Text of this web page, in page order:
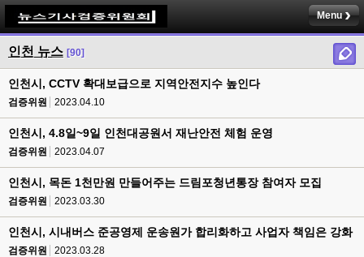
Menu
인천 뉴스 [90]
인천시, CCTV 확대보급으로 지역안전지수 높인다
검증위원 2023.04.10
인천시, 4.8일~9일 인천대공원서 재난안전 체험 운영
검증위원 2023.04.07
인천시, 목돈 1천만원 만들어주는 드림포청년통장 참여자 모집
검증위원 2023.03.30
인천시, 시내버스 준공영제 운송원가 합리화하고 사업자 책임은 강화
검증위원 2023.03.28